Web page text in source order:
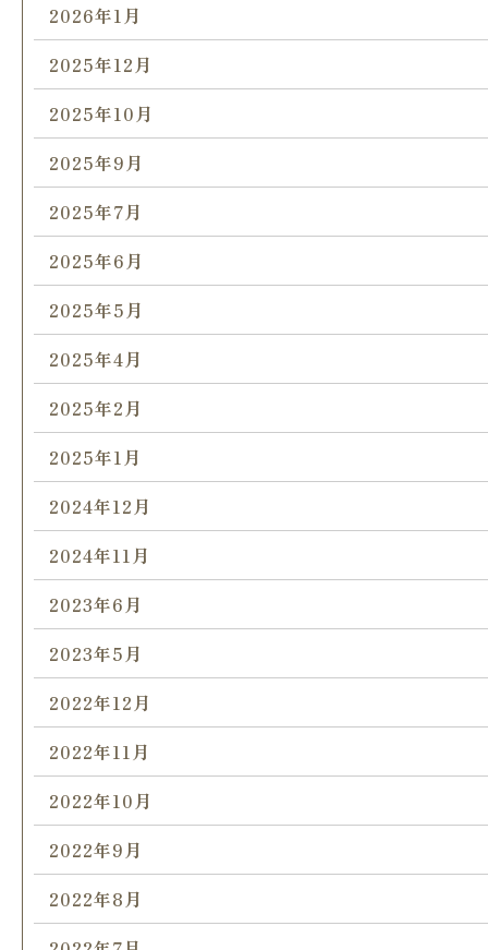
2026年1月
2025年12月
2025年10月
2025年9月
2025年7月
2025年6月
2025年5月
2025年4月
2025年2月
2025年1月
2024年12月
2024年11月
2023年6月
2023年5月
2022年12月
2022年11月
2022年10月
2022年9月
2022年8月